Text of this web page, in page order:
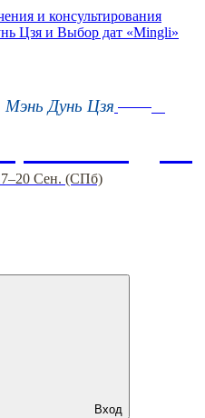
и консультирования
Цзя и Выбор дат «Mingli»
Мэнь Дунь Цзя
Сен. (СПб)
Вход